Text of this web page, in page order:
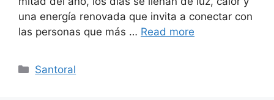
una energía renovada que invita a conectar con
las personas que más … Read more
Categories
Santoral